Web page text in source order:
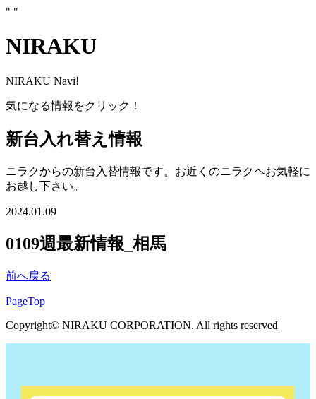
" "
NIRAKU
NIRAKU Navi!
気になる情報をクリック！
新台入れ替え情報
ニラクからの新台入替情報です。お近くのニラクヘお気軽に
お越し下さい。
2024.01.09
0109週最新情報_相馬
前へ戻る
PageTop
Copyright© NIRAKU CORPORATION. All rights reserved